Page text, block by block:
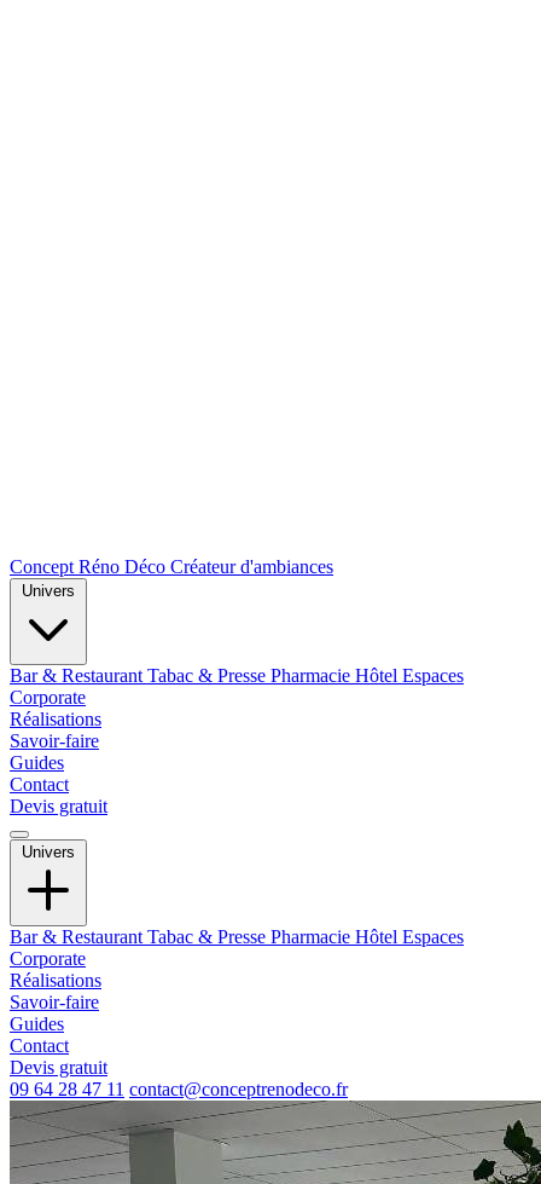
Concept Réno Déco Créateur d'ambiances
Bar & Restaurant Tabac & Presse Pharmacie Hôtel Espaces
Corporate
Réalisations
Savoir-faire
Guides
Contact
Devis gratuit
Univers
Bar & Restaurant Tabac & Presse Pharmacie Hôtel Espaces
Corporate
Réalisations
Savoir-faire
Guides
Contact
Devis gratuit
09 64 28 47 11 contact@conceptrenodeco.fr